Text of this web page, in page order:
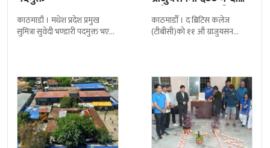
काठमाडौं । मधेश प्रदेश प्रमुख
सुमित्रा सुवेदी भण्डारी पदमुक्त भएकी
बढी ग्राजुयट सम्मानित
काठमाडौँ । द ब्रिटिस कलेज
(टीबीसी)को ११ औं ग्राजुयसन